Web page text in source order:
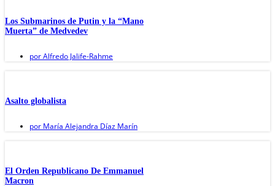
Los Submarinos de Putin y la “Mano
Muerta” de Medvedev
porAlfredo Jalife-Rahme
Asalto globalista
por María Alejandra Díaz Marín
El Orden Republicano De Emmanuel
Macron